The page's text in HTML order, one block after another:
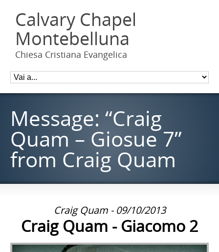
Calvary Chapel
Montebelluna
Chiesa Cristiana Evangelica
Message: “Craig
Quam – Giosue 7”
from Craig Quam
Craig Quam - 09/10/2013
Craig Quam - Giacomo 2